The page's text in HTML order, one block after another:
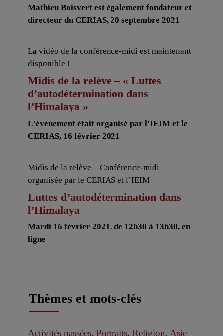
Mathieu Boisvert est également fondateur et
directeur du CERIAS, 20 septembre 2021
La vidéo de la conférence-midi est maintenant
disponible !
Midis de la relève – « Luttes
d’autodétermination dans
l’Himalaya »
L'événement était organisé par l'IEIM et le
CERIAS, 16 février 2021
Midis de la relève – Conférence-midi
organisée par le CERIAS et l’IEIM
Luttes d’autodétermination dans
l’Himalaya
Mardi 16 février 2021, de 12h30 à 13h30, en
ligne
Thèmes et mots-clés
Activités passées, Portraits, Religion, Asie